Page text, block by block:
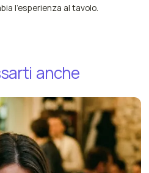
l'esperienza al tavolo.
anche